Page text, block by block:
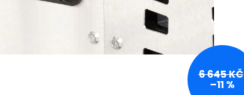
6 645 KČ
–11 %
199 900 Kč
Původně:219 900 Kč